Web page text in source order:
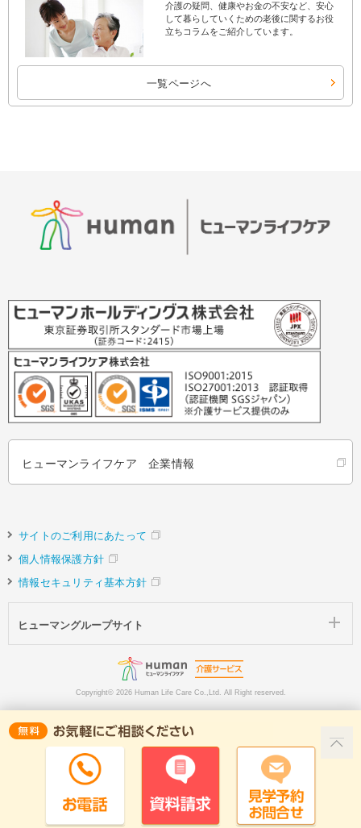
介護の疑問、健康やお金の不安など、安心
して暮らしていくための老後に関するお役
立ちコラムをご紹介しています。
一覧ページへ
ヒューマンライフケア 企業情報
サイトのご利用にあたって
個人情報保護方針
情報セキュリティ基本方針
ヒューマングループサイト
Copyright© 2026 Human Life Care Co.,Ltd. All Right reserved.